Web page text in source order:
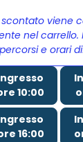
scontato viene
nel carrello.
percorsi e orari
10:00
16:00